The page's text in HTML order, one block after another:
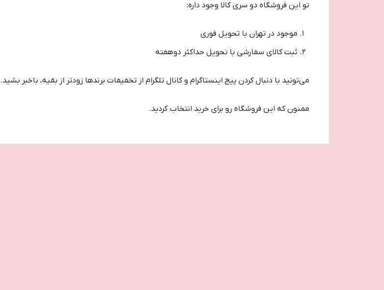
تو این فروشگاه دو سری کالا وجود داره:
موجود در تهران با تحویل فوری
ثبت کالای سفارشی با تحویل حداکثر دو هفته
می‌تونید با دنبال کردن پیج اینستاگرام و کانال تلگرام از تخفیفات برندها زودتر از بقیه، باخبر بشید.
ممنون که این فروشگاه رو برای خرید انتخاب کردید.